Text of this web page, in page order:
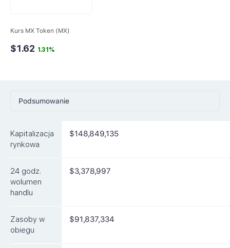
Kurs MX Token (MX)
$1.62 1.31%
Podsumowanie
Rynki
FAQ
Kapitalizacja
rynkowa
$148,849,135
24 godz.
wolumen
handlu
$3,378,997
Zasoby w
obiegu
$91,837,334